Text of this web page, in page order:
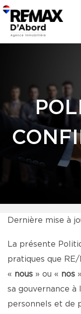
Dernière mise à
La présente
pratiques que
« nous » ou « nos
sa gouvernance à
personnels et de